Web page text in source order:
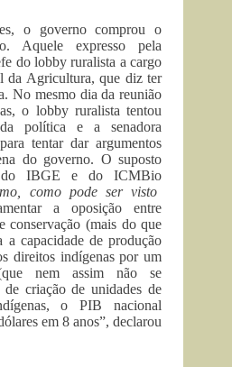
o governo comprou o
Aquele expresso pela
do lobby ruralista a cargo
da Agricultura, que diz ter
No mesmo dia da reunião
o lobby ruralista tentou
política e a senadora
tentar dar argumentos
do governo. O suposto
do IBGE e do ICMBio
como pode ser visto
a oposição entre
conservação (mais do que
a capacidade de produção
direitos indígenas por um
nem assim não se
criação de unidades de
o PIB nacional
em 8 anos”, declarou